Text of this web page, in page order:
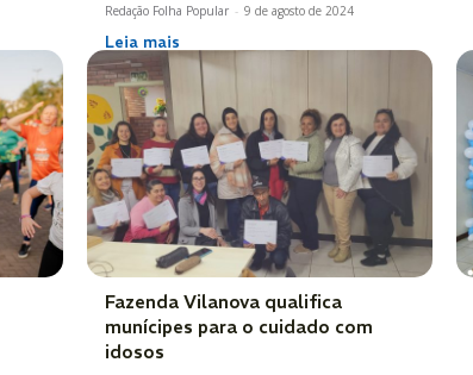
Redação Folha Popular - 9 de agosto de 2024
Leia mais
Fazenda Vilanova qualifica
munícipes para o cuidado com
idosos